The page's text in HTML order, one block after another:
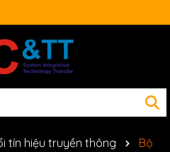
tín hiệu truyền thông
Bộ